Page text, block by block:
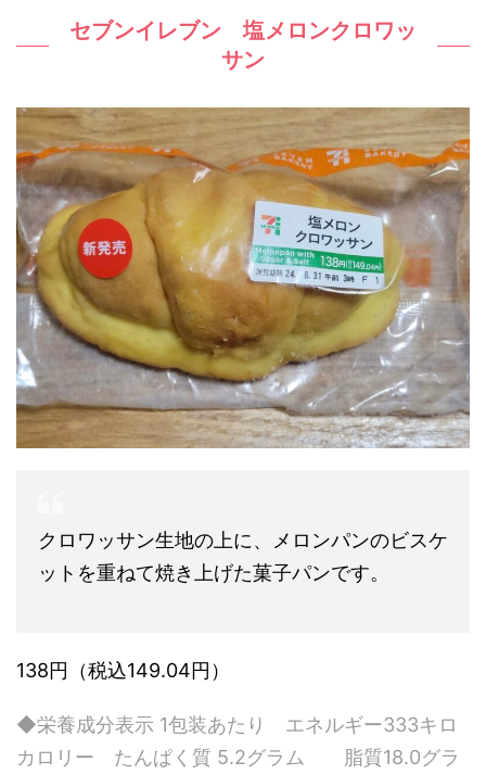
セブンイレブン 塩メロンクロワッ
サン
クロワッサン生地の上に、メロンパンのビスケ
ットを重ねて焼き上げた菓子パンです。
138円（税込149.04円）
◆栄養成分表示 1包装あたり エネルギー333キロ
カロリー たんぱく質 5.2グラム 脂質18.0グラ